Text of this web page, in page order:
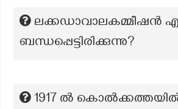
ലക്കഡാവാലകമ്മീഷൻ
ബന്ധപ്പെട്ടിരിക്കുന്നു?
1917 ല്‍